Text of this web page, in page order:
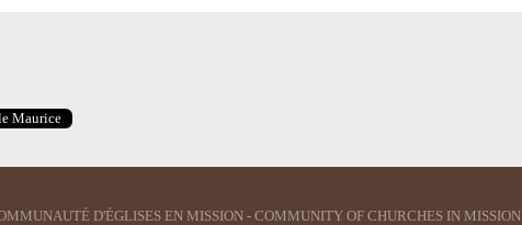
Maurice
D'ÉGLISES EN MISSION - COMMUNITY OF CHURCHES IN MISSION